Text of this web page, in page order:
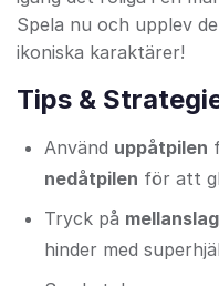
Spela nu och upplev
ikoniska karaktärer!
Tips &
Använd uppåtpilen
nedåtpilen för att
Tryck på mellanslag
hinder med